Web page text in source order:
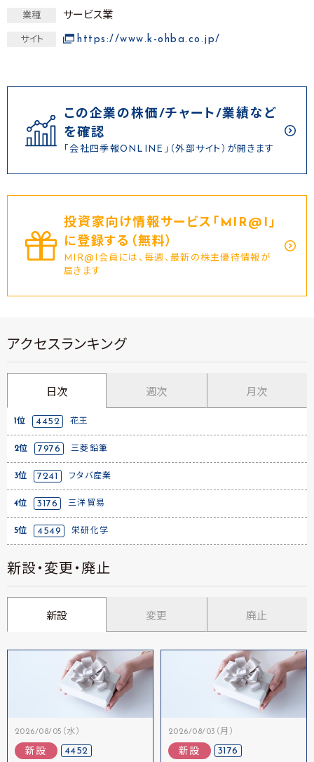
業種 サービス業
サイト https://www.k-ohba.co.jp/
この企業の株価/チャート/業績など
を確認
「会社四季報ONLINE」（外部サイト）が開きます
投資家向け情報サービス｢MIR@I｣
に登録する（無料）
MIR@I会員には、毎週、最新の株主優待情報が
届きます
アクセスランキング
日次 週次 月次
1位 4452 花王
2位 7976 三菱鉛筆
3位 7241 フタバ産業
4位 3176 三洋貿易
5位 4549 栄研化学
新設・変更・廃止
新設 変更 廃止
2026/08/05（水）
新設 4452
2026/08/03（月）
新設 3176